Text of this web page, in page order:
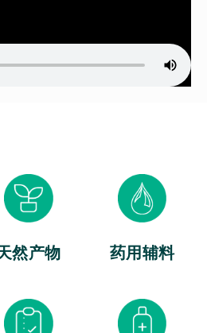
然产物 药用辅料